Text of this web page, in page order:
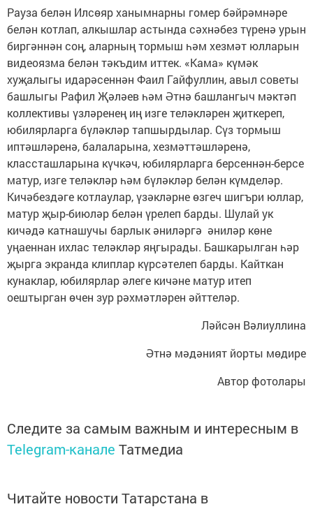
Рауза белән Илсөяр ханымнарны гомер бәйрәмнәре
белән котлап, алкышлар астында сәхнәбез түренә урын
биргәннән соң, аларның тормыш һәм хезмәт юлларын
видеоязма белән тәкъдим иттек. «Кама» күмәк
хуҗалыгы идарәсеннән Фаил Гайфуллин, авыл советы
башлыгы Рафил Җәләев һәм Әтнә башлангыч мәктәп
коллективы үзләренең иң изге теләкләрен җиткереп,
юбилярларга бүләкләр тапшырдылар. Сүз тормыш
иптәшләренә, балаларына, хезмәттәшләренә,
классташларына күчкәч, юбилярларга берсеннән-берсе
матур, изге теләкләр һәм бүләкләр белән күмделәр.
Кичәбездәге котлаулар, үзәкләрне өзгеч шигъри юллар,
матур җыр-биюләр белән үрелеп барды. Шулай ук
кичәдә катнашучы барлык әниләргә әниләр көне
уңаеннан ихлас теләкләр яңгырады. Башкарылган һәр
җырга экранда клиплар күрсәтелеп барды. Кайткан
кунаклар, юбилярлар әлеге кичәне матур итеп
оештырган өчен зур рәхмәтләрен әйттеләр.
Ләйсән Вәлиуллина
Әтнә мәдәният йорты мөдире
Автор фотолары
Следите за самым важным и интересным в
Telegram-канале Татмедиа
Читайте новости Татарстана в